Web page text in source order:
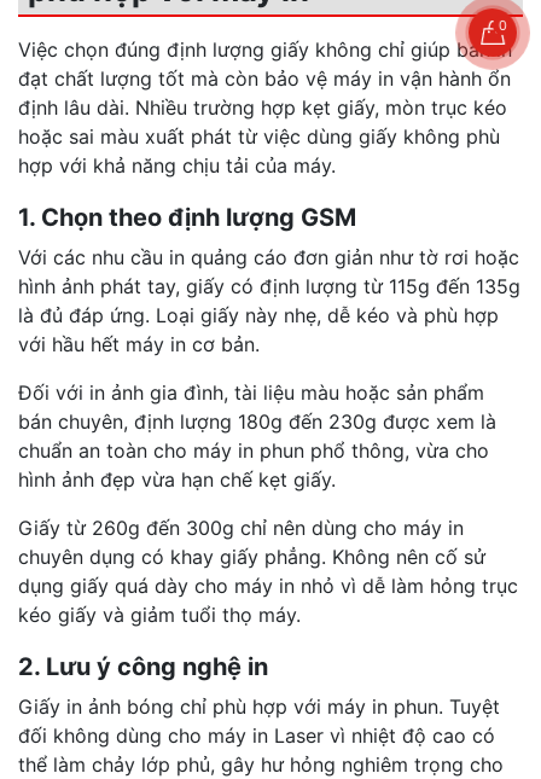
Việc chọn đúng định lượng giấy không chỉ giúp bản in
đạt chất lượng tốt mà còn bảo vệ máy in vận hành ổn
định lâu dài. Nhiều trường hợp kẹt giấy, mòn trục kéo
hoặc sai màu xuất phát từ việc dùng giấy không phù
hợp với khả năng chịu tải của máy.
1. Chọn theo định lượng GSM
Với các nhu cầu in quảng cáo đơn giản như tờ rơi hoặc
hình ảnh phát tay, giấy có định lượng từ 115g đến 135g
là đủ đáp ứng. Loại giấy này nhẹ, dễ kéo và phù hợp
với hầu hết máy in cơ bản.
Đối với in ảnh gia đình, tài liệu màu hoặc sản phẩm
bán chuyên, định lượng 180g đến 230g được xem là
chuẩn an toàn cho máy in phun phổ thông, vừa cho
hình ảnh đẹp vừa hạn chế kẹt giấy.
Giấy từ 260g đến 300g chỉ nên dùng cho máy in
chuyên dụng có khay giấy phẳng. Không nên cố sử
dụng giấy quá dày cho máy in nhỏ vì dễ làm hỏng trục
kéo giấy và giảm tuổi thọ máy.
2. Lưu ý công nghệ in
Giấy in ảnh bóng chỉ phù hợp với máy in phun. Tuyệt
đối không dùng cho máy in Laser vì nhiệt độ cao có
thể làm chảy lớp phủ, gây hư hỏng nghiêm trọng cho
0